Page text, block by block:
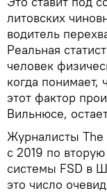
литовских
водитель
Реальная
человек
когда понимает,
этот фактор
Вильнюсе,
Журналисты The
с 2019 по
системы FSD в
это число